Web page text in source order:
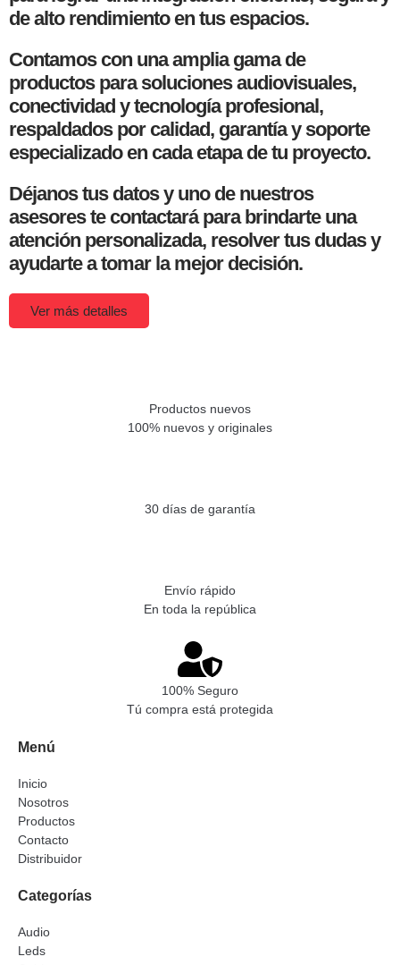
de alto rendimiento en tus espacios.
Contamos con una amplia gama de
productos para soluciones audiovisuales,
conectividad y tecnología profesional,
respaldados por calidad, garantía y soporte
especializado en cada etapa de tu proyecto.
Déjanos tus datos y uno de nuestros
asesores te contactará para brindarte una
atención personalizada, resolver tus dudas y
ayudarte a tomar la mejor decisión.
Ver más detalles
Productos nuevos
100% nuevos y originales
30 días de garantía
Envío rápido
En toda la república
100% Seguro
Tú compra está protegida
Menú
Inicio
Nosotros
Productos
Contacto
Distribuidor
Categorías
Audio
Leds